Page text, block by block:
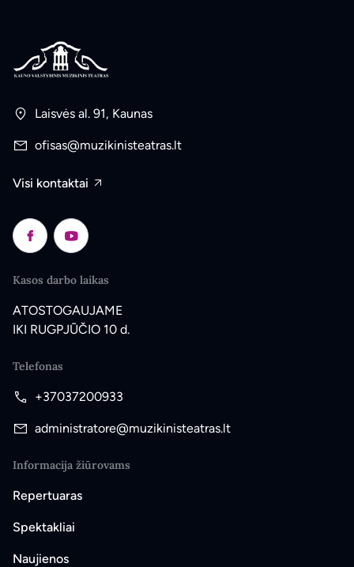
Laisvės al. 91, Kaunas
ofisas@muzikinisteatras.lt
Visi kontaktai
Kasos darbo laikas
ATOSTOGAUJAME
IKI RUGPJŪČIO 10 d.
Telefonas
+37037200933
administratore@muzikinisteatras.lt
Informacija žiūrovams
Repertuaras
Spektakliai
Naujienos